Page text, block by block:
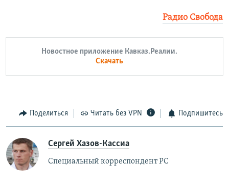
Радио Свобода
Новостное приложение Кавказ.Реалии.
Скачать
Поделиться Читать без VPN Подпишитесь
Сергей Хазов-Кассиа
Специальный корреспондент РС